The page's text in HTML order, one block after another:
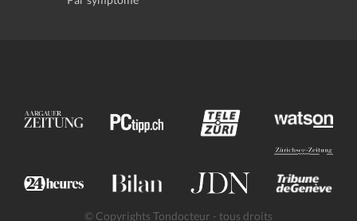
© Copyrights Tondocteur - tous droits